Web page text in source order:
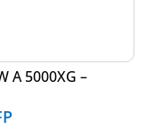
A 5000XG –